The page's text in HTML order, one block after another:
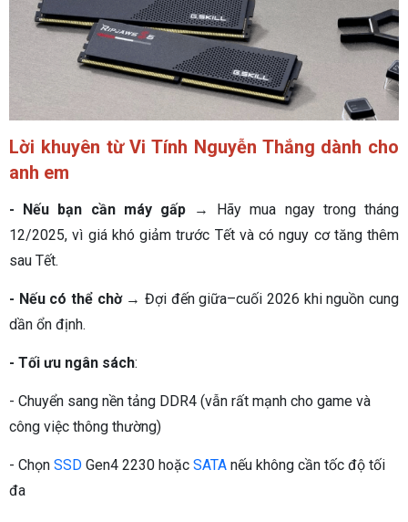
Lời khuyên từ Vi Tính Nguyễn Thắng dành cho
anh em
- Nếu bạn cần máy gấp→ Hãy mua ngay trong tháng
12/2025, vì giá khó giảm trước Tết và có nguy cơ tăng thêm
sau Tết.
- Nếu có thể chờ→ Đợi đến giữa–cuối 2026 khi nguồn cung
dần ổn định.
- Tối ưu ngân sách:
- Chuyển sang nền tảng DDR4 (vẫn rất mạnh cho game và
công việc thông thường)
- Chọn SSD Gen4 2230 hoặc SATA nếu không cần tốc độ tối
đa